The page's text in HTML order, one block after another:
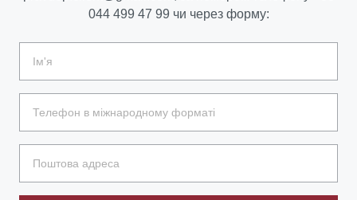
044 499 47 99 чи через форму: